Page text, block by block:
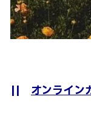
|| オンライン